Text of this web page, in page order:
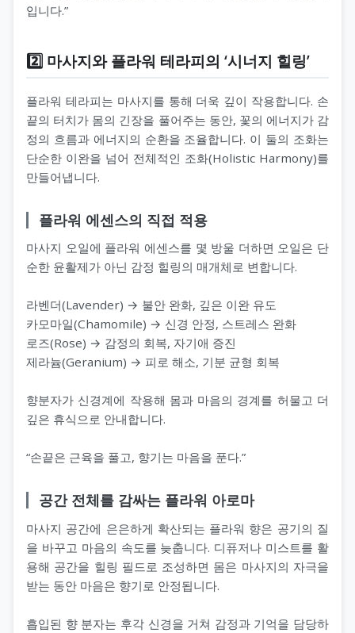
입니다.”
2️⃣ 마사지와 플라워 테라피의 ‘시너지 힐링’
플라워 테라피는 마사지를 통해 더욱 깊이 작용합니다. 손
끝의 터치가 몸의 긴장을 풀어주는 동안, 꽃의 에너지가 감
정의 흐름과 에너지의 순환을 조율합니다. 이 둘의 조화는
단순한 이완을 넘어 전체적인 조화(Holistic Harmony)를
만들어냅니다.
플라워 에센스의 직접 적용
마사지 오일에 플라워 에센스를 몇 방울 더하면 오일은 단
순한 윤활제가 아닌 감정 힐링의 매개체로 변합니다.
라벤더(Lavender) → 불안 완화, 깊은 이완 유도
카모마일(Chamomile) → 신경 안정, 스트레스 완화
로즈(Rose) → 감정의 회복, 자기애 증진
제라늄(Geranium) → 피로 해소, 기분 균형 회복
향분자가 신경계에 작용해 몸과 마음의 경계를 허물고 더
깊은 휴식으로 안내합니다.
“손끝은 근육을 풀고, 향기는 마음을 푼다.”
공간 전체를 감싸는 플라워 아로마
마사지 공간에 은은하게 확산되는 플라워 향은 공기의 질
을 바꾸고 마음의 속도를 늦춥니다. 디퓨저나 미스트를 활
용해 공간을 힐링 필드로 조성하면 몸은 마사지의 자극을
받는 동안 마음은 향기로 안정됩니다.
흡입된 향 분자는 후각 신경을 거쳐 감정과 기억을 담당하